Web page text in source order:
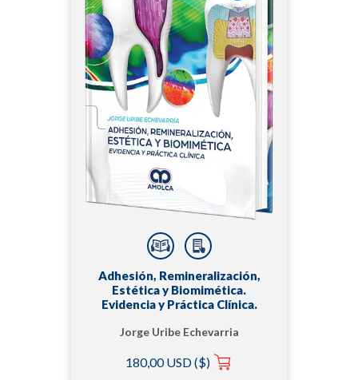
Adhesión, Remineralización,
Estética y Biomimética.
Evidencia y Práctica Clínica.
Jorge Uribe Echevarria
180,00 USD ($)